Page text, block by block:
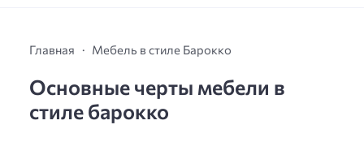
Главная Мебель в стиле Барокко
Основные черты мебели в
стиле барокко